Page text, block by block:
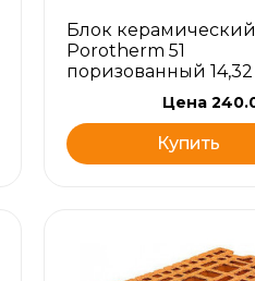
Блок керамический
Porotherm 51
поризованный
Цена
Купить